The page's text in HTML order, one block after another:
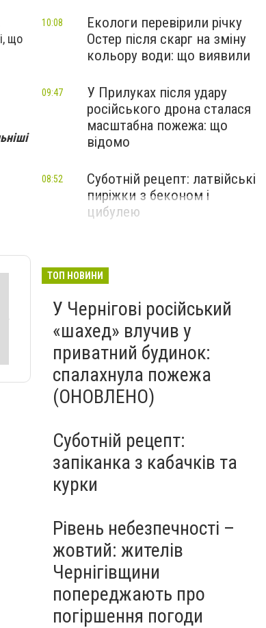
що
Екологи перевірили річку
Остер після скарг на зміну
кольору води: що виявили
10:08
У Прилуках після удару
російського дрона сталася
масштабна пожежа: що
відомо
09:47
Суботній рецепт: латвійські
пиріжки з беконом і
цибулею
08:52
ТОП НОВИНИ
У Чернігові російський
«шахед» влучив у
приватний будинок:
спалахнула пожежа
(ОНОВЛЕНО)
Суботній рецепт:
запіканка з кабачків та
курки
Рівень небезпечності –
жовтий: жителів
Чернігівщини
попереджають про
погіршення погоди